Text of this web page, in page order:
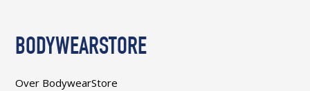
BODYWEARSTORE
Over BodywearStore